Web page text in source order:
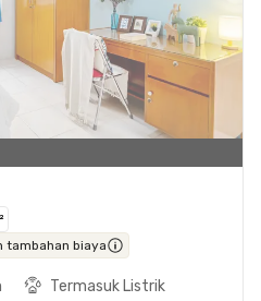
tambahan biaya
Termasuk Listrik